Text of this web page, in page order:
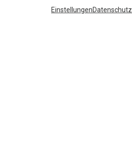
EinstellungenDatenschutz